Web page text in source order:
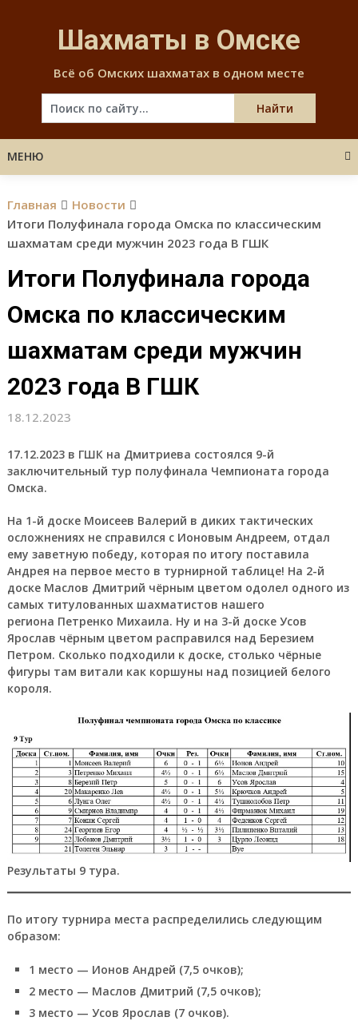
content
Шахматы в Омске
Всё об Омских шахматах в одном месте
МЕНЮ
Главная
Новости
Итоги Полуфинала города Омска по классическим
шахматам среди мужчин 2023 года В ГШК
Итоги Полуфинала города
Омска по классическим
шахматам среди мужчин
2023 года В ГШК
18.12.2023
17.12.2023 в ГШК на Дмитриева состоялся 9-й
заключительный тур полуфинала Чемпионата города
Омска.
На 1-й доске Моисеев Валерий в диких тактических
осложнениях не справился с Ионовым Андреем, отдал
ему заветную победу, которая по итогу поставила
Андрея на первое место в турнирной таблице! На 2-й
доске Маслов Дмитрий чёрным цветом одолел одного из
самых титулованных шахматистов нашего
региона Петренко Михаила. Ну и на 3-й доске Усов
Ярослав чёрным цветом расправился над Березием
Петром. Сколько подходили к доске, столько чёрные
фигуры там витали как коршуны над позицией белого
короля.
Результаты 9 тура.
По итогу турнира места распределились следующим
образом:
1 место — Ионов Андрей (7,5 очков);
2 место — Маслов Дмитрий (7,5 очков);
3 место — Усов Ярослав (7 очков).